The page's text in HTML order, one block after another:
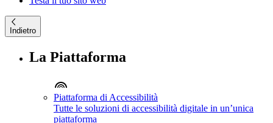
Indietro
La Piattaforma
Piattaforma di Accessibilità
Tutte le soluzioni di accessibilità digitale in un’unica
piattaforma